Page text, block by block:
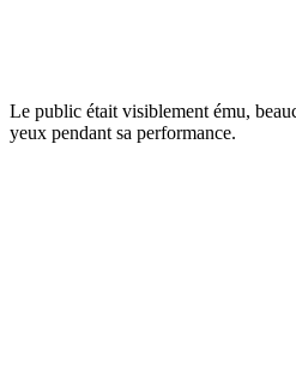
Le public était visiblement ému,
yeux pendant sa performance.